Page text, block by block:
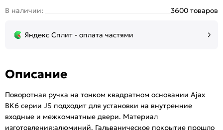
Тип упаковки:
Подвес
Цвет:
В наличии:
3600 товаров
Яндекс Сплит - оплата частями
Описание
Поворотная ручка на тонком квадратном основании Ajax
BK6 серии JS подходит для установки на внутренние
входные и межкомнатные двери. Материал
изготовления:алюминий. Гальваническое покрытие прошло